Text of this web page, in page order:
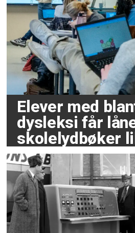
Elever med
dysleksi får
skolelydbøker